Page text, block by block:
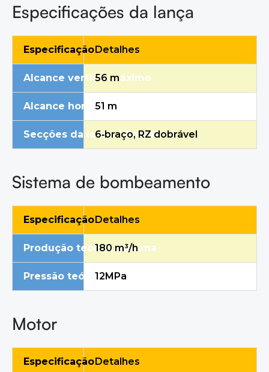
Especificações da lança
EspecificaçãoDetalhes
Alcance vertical máximo
56 m
Alcance horizontal máximo
51 m
Secções da lança / Dobráveis
6‑braço, RZ dobrável
Sistema de bombeamento
EspecificaçãoDetalhes
Produção teórica máxima
180 m³/h
Pressão teórica máxima
12MPa
Motor
EspecificaçãoDetalhes